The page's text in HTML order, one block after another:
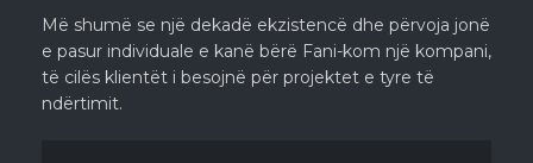
Më shumë se një dekadë ekzistencë dhe përvoja jonë
e pasur individuale e kanë bërë Fani-kom një kompani,
të cilës klientët i besojnë për projektet e tyre të
ndërtimit.